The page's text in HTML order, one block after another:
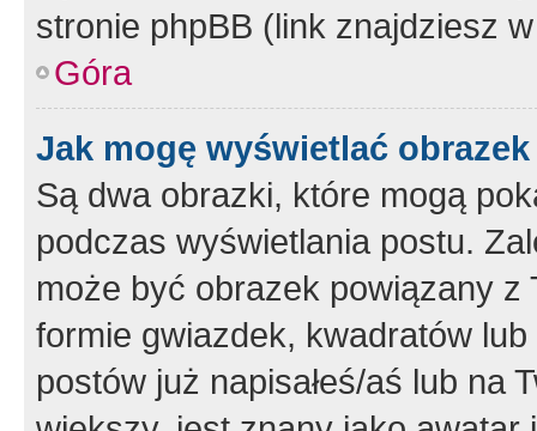
stronie phpBB (link znajdziesz
Góra
Jak mogę wyświetlać
Są dwa obrazki, które mogą
podczas wyświetlania postu.
może być obrazek powiązany z
formie gwiazdek, kwadratów
postów już napisałeś/aś lub na